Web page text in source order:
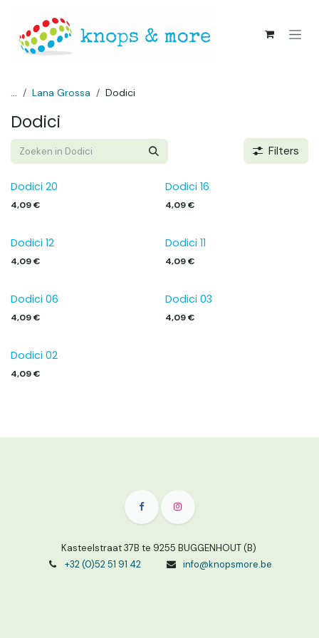
... Lana Grossa Dodici
Dodici
Filters
Dodici 20
4,09€
Dodici 16
4,09€
Dodici 12
4,09€
Dodici 11
4,09€
Dodici 06
4,09€
Dodici 03
4,09€
Dodici 02
4,09€
Kasteelstraat 37B te 9255 BUGGENHOUT (B)
+32 (0)52 51 91 42
info@knopsmore.be